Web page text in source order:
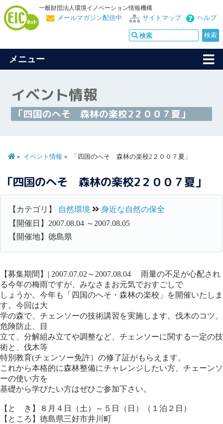
一般財団法人環境イノベーション情報機構
ヘルプ
サイトマップ
メールマガジン配信中
メニュー
イベント情報
「四国のへそ 森林の楽校2２００７夏」
イベント情報 「四国のへそ 森林の楽校2２００７夏」
「四国のへそ 森林の楽校2２００７夏」
【カテゴリ】 自然環境
身近な自然の保全
【開催日】2007.08.04 ～2007.08.05
【開催地】徳島県
【募集期間】| 2007.07.02～2007.08.04 雨量の不足が心配され
る今年の梅雨ですが、みなさまお元気でおすごしで
しょうか。今年も「四国のへそ・森林の楽校」を開催いたしま
す。今回は大
学の森で、チェンソーの技術講習を実施します。伐木のコツ、
危険防止、目
立て、分解組み立てや調整など、チェンソーに関する一定の技
術と、伐木等
特別教育(チェンソー免許）の修了証がもらえます。
これから本格的に森林整備にチャレンジしたい方、チェーンソ
ーの使い方を
基礎から学びたい方はぜひご参加下さい。
【と き】８月４日（土）～５日（日）（１泊２日）
【ところ】徳島県三好市井川町